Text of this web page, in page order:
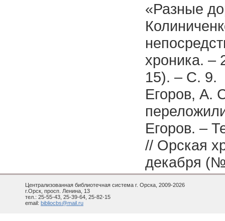
«Разные
хроника.
15). – С. 9.
Егоров, А.
Егоров. –
// Орская
декабря
Централизованная библиотечная система г. Орска, 2009-2026
г.Орск, просп. Ленина, 13
тел.: 25-55-43, 25-39-64, 25-82-15
email: bibliocbs@mail.ru